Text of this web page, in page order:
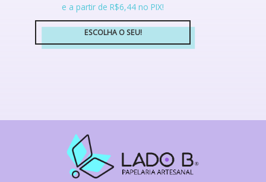
e a partir de R$6,44 no PIX!
ESCOLHA O SEU!
Este
As
ser
escolhidas